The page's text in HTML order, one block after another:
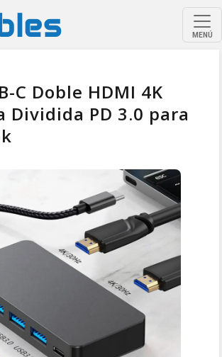
MENÚ
C Doble HDMI 4K
Dividida PD 3.0 para